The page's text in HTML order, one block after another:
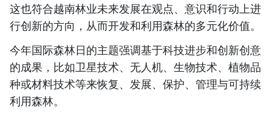
这也符合越南林业未来发展在观点、意识和行动上进
行创新的方向，从而开发和利用森林的多元化价值。
今年国际森林日的主题强调基于科技进步和创新创意
的成果，比如卫星技术、无人机、生物技术、植物品
种或材料技术等来恢复、发展、保护、管理与可持续
利用森林。